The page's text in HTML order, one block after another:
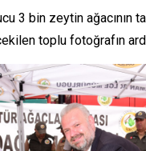
3 bin zeytin ağacının
toplu fotoğrafın